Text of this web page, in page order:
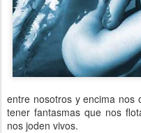
entre nosotros y encima nos
tener fantasmas que nos
nos joden vivos.